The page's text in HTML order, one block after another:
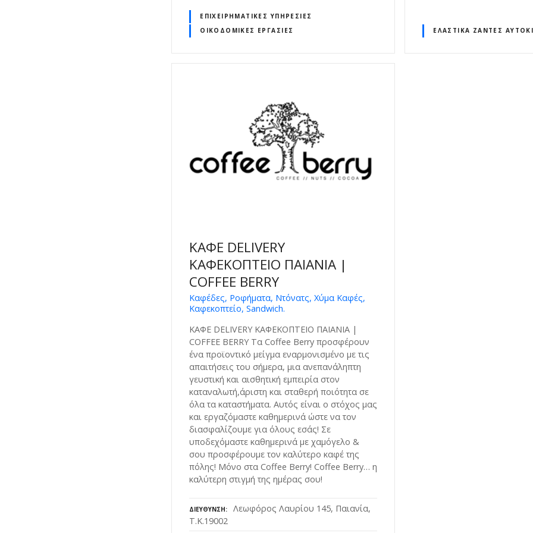
ΕΠΙΧΕΙΡΗΜΑΤΙΚΈΣ ΥΠΗΡΕΣΊΕΣ
ΟΙΚΟΔΟΜΙΚΈΣ ΕΡΓΑΣΊΕΣ
ΕΛΑΣΤΙΚΆ ΖΆΝΤΕΣ
ΚΑΦΕ DELIVERY
ΚΑΦΕΚΟΠΤΕΙΟ ΠΑΙΑΝΙΑ |
COFFEE BERRY
Καφέδες, Ροφήματα, Ντόνατς, Χύμα Καφές,
Καφεκοπτείο, Sandwich.
ΚΑΦΕ DELIVERY ΚΑΦΕΚΟΠΤΕΙΟ ΠΑΙΑΝΙΑ |
COFFEE BERRY Τα Coffee Berry προσφέρουν
ένα προϊοντικό μείγμα εναρμονισμένο με τις
απαιτήσεις του σήμερα, μια ανεπανάληπτη
γευστική και αισθητική εμπειρία στον
καταναλωτή,άριστη και σταθερή ποιότητα σε
όλα τα καταστήματα. Αυτός είναι ο στόχος μας
και εργαζόμαστε καθημερινά ώστε να τον
διασφαλίζουμε για όλους εσάς! Σε
υποδεχόμαστε καθημερινά με χαμόγελο &
σου προσφέρουμε τον καλύτερο καφέ της
πόλης! Μόνο στα Coffee Berry! Coffee Berry… η
καλύτερη στιγμή της ημέρας σου!
ΔΙΕΎΘΥΝΣΗ
Λεωφόρος Λαυρίου 145, Παιανία,
Τ.Κ.19002